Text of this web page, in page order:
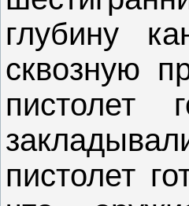
глубину
сквозную
пистолет
пистолет